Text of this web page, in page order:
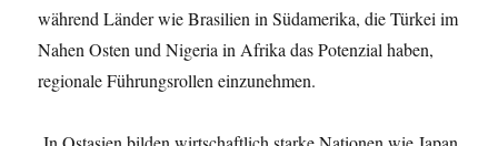
während Länder wie Brasilien in Südamerika, die Türkei im
Nahen Osten und Nigeria in Afrika das Potenzial haben,
regionale Führungsrollen einzunehmen.